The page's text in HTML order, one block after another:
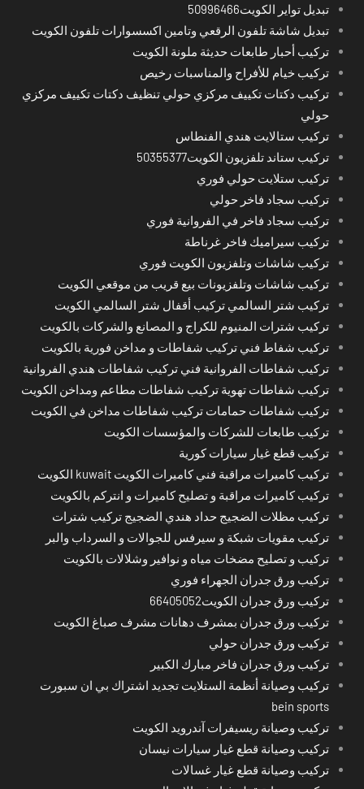
تبديل تواير الكويت50996466
تبديل شاشة تلفون الرقعي وتامين اكسسوارات تلفون الكويت
تركيب أحبار طابعات حديثة ملونة الكويت
تركيب خيام للأفراح والمناسبات رخيص
تركيب دكتات تكييف مركزي حولي تنظيف دكتات تكييف مركزي
حولي
تركيب ستالايت هندي الفنطاس
تركيب ستاند تلفزيون الكويت50355377
تركيب ستلايت حولي فوري
تركيب سجاد فاخر حولي
تركيب سجاد فاخر في الفروانية فوري
تركيب سيراميك فاخر غرناطة
تركيب شاشات وتلفزيون الكويت فوري
تركيب شاشات وتلفزيونات بيع قريب من موقعي الكويت
تركيب شتر السالمي تركيب أقفال شتر السالمي الكويت
تركيب شترات المنيوم للكراج و المصانع والشركات بالكويت
تركيب شفاط فني تركيب شفاطات و مداخن فورية بالكويت
تركيب شفاطات الفروانية فني تركيب شفاطات هندي الفروانية
تركيب شفاطات تهوية تركيب شفاطات مطاعم ومداخن الكويت
تركيب شفاطات حمامات تركيب شفاطات مداخن في الكويت
تركيب طابعات للشركات والمؤسسات الكويت
تركيب قطع غيار سيارات كورية
تركيب كاميرات مراقبة فني كاميرات الكويت kuwait الكويت
تركيب كاميرات مراقبة و تصليح كاميرات و انتركم بالكويت
تركيب مظلات الضجيج حداد هندي الضجيج تركيب شترات
تركيب مقويات شبكة و سيرفس للجوالات و السرداب والبر
تركيب و تصليح مضخات مياه و نوافير وشلالات بالكويت
تركيب ورق جدران الجهراء فوري
تركيب ورق جدران الكويت66405052
تركيب ورق جدران بمشرف دهانات مشرف صباغ الكويت
تركيب ورق جدران حولي
تركيب ورق جدران فاخر مبارك الكبير
تركيب وصيانة أنظمة الستلايت تجديد اشتراك بي ان سبورت
bein sports
تركيب وصيانة ريسيفرات آندرويد الكويت
تركيب وصيانة قطع غيار سيارات نيسان
تركيب وصيانة قطع غيار غسالات